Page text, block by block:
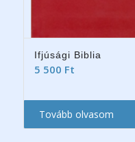
Ifjúsági Biblia
5 500 Ft
Tovább olvasom